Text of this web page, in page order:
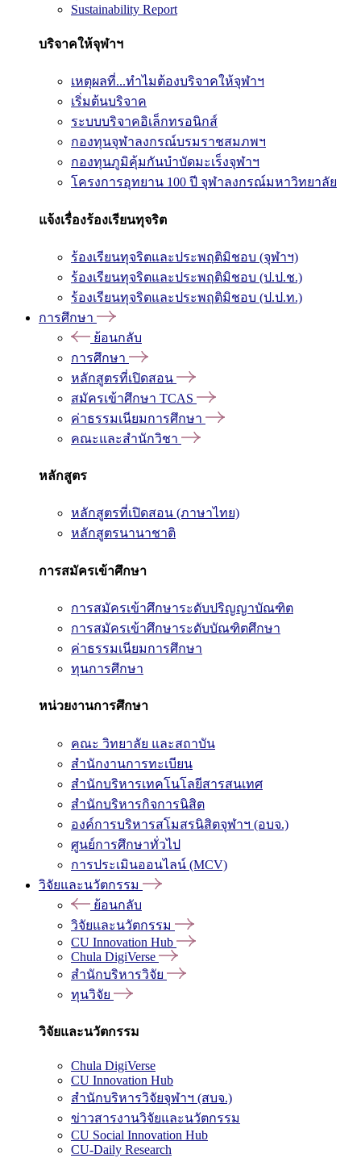
Sustainability Report
บริจาคให้จุฬาฯ
เหตุผลที่...ทำไมต้องบริจาคให้จุฬาฯ
เริ่มต้นบริจาค
ระบบบริจาคอิเล็กทรอนิกส์
กองทุนจุฬาลงกรณ์บรมราชสมภพฯ
กองทุนภูมิคุ้มกันบำบัดมะเร็งจุฬาฯ
โครงการอุทยาน 100 ปี จุฬาลงกรณ์มหาวิทยาลัย
แจ้งเรื่องร้องเรียนทุจริต
ร้องเรียนทุจริตและประพฤติมิชอบ (จุฬาฯ)
ร้องเรียนทุจริตและประพฤติมิชอบ (ป.ป.ช.)
ร้องเรียนทุจริตและประพฤติมิชอบ (ป.ป.ท.)
การศึกษา
ย้อนกลับ
การศึกษา
หลักสูตรที่เปิดสอน
สมัครเข้าศึกษา TCAS
ค่าธรรมเนียมการศึกษา
คณะและสำนักวิชา
หลักสูตร
หลักสูตรที่เปิดสอน (ภาษาไทย)
หลักสูตรนานาชาติ
การสมัครเข้าศึกษา
การสมัครเข้าศึกษาระดับปริญญาบัณฑิต
การสมัครเข้าศึกษาระดับบัณฑิตศึกษา
ค่าธรรมเนียมการศึกษา
ทุนการศึกษา
หน่วยงานการศึกษา
คณะ วิทยาลัย และสถาบัน
สำนักงานการทะเบียน
สำนักบริหารเทคโนโลยีสารสนเทศ
สำนักบริหารกิจการนิสิต
องค์การบริหารสโมสรนิสิตจุฬาฯ (อบจ.)
ศูนย์การศึกษาทั่วไป
การประเมินออนไลน์ (MCV)
วิจัยและนวัตกรรม
ย้อนกลับ
วิจัยและนวัตกรรม
CU Innovation Hub
Chula DigiVerse
สำนักบริหารวิจัย
ทุนวิจัย
วิจัยและนวัตกรรม
Chula DigiVerse
CU Innovation Hub
สำนักบริหารวิจัยจุฬาฯ (สบจ.)
ข่าวสารงานวิจัยและนวัตกรรม
CU Social Innovation Hub
CU-Daily Research